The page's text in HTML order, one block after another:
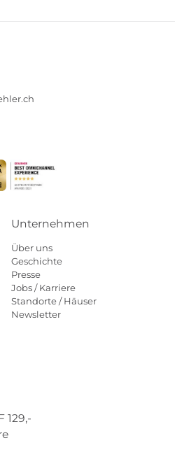
Unternehmen
Über uns
Geschichte
Presse
Jobs / Karriere
Standorte / Häuser
Newsletter
129,-